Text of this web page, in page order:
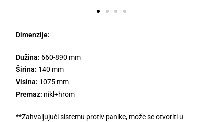
Dimenzije:
Dužina: 660-890 mm
Širina: 140 mm
Visina: 1075 mm
Premaz: nikl+hrom
**Zahvaljujući sistemu protiv panike, može se otvoriti u